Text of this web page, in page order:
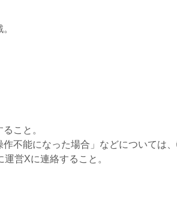
ること。
不能になった場合」などについては、
運営Xに連絡すること。